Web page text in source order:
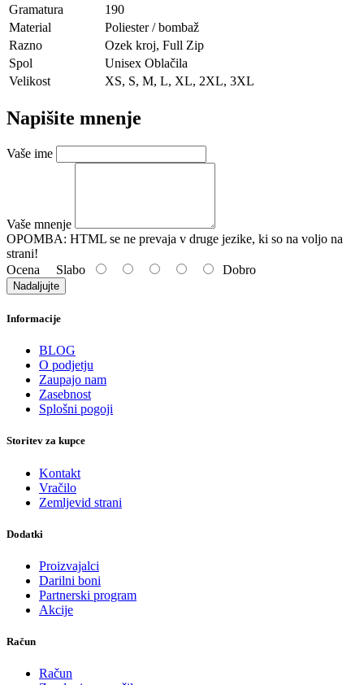
Gramatura
190
Material
Poliester / bombaž
Razno
Ozek kroj, Full Zip
Spol
Unisex Oblačila
Velikost
XS, S, M, L, XL, 2XL, 3XL
Napišite mnenje
Vaše ime
Vaše mnenje
OPOMBA: HTML se ne prevaja v druge jezike, ki so na voljo na
strani!
Ocena Slabo Dobro
Nadaljujte
Informacije
BLOG
O podjetju
Zaupajo nam
Zasebnost
Splošni pogoji
Storitev za kupce
Kontakt
Vračilo
Zemljevid strani
Dodatki
Proizvajalci
Darilni boni
Partnerski program
Akcije
Račun
Račun